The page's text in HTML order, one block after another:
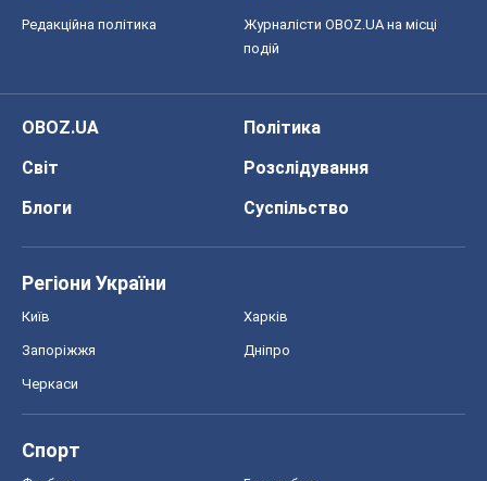
Редакційна політика
Журналісти OBOZ.UA на місці
подій
OBOZ.UA
Політика
Світ
Розслідування
Блоги
Суспільство
Регіони України
Київ Харків
Запоріжжя Дніпро
Черкаси
Спорт